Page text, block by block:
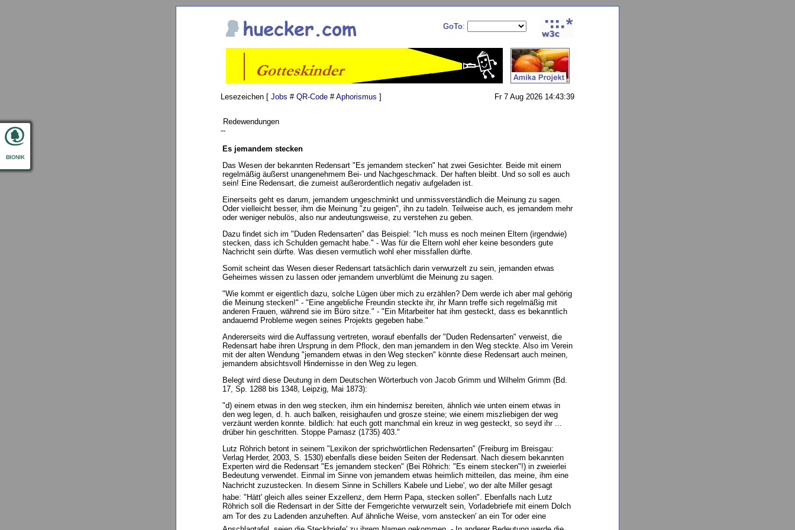
GoTo:
Lesezeichen [ Jobs # QR-Code #Aphorismus ] Fr 7 Aug 2026 14:43:39
Redewendungen
--
Es jemandem stecken
Das Wesen der bekannten Redensart "Es jemandem stecken" hat zwei Gesichter. Beide mit einem
regelmäßig äußerst unangenehmem Bei- und Nachgeschmack. Der haften bleibt. Und so soll es auch
sein! Eine Redensart, die zumeist außerordentlich negativ aufgeladen ist.
Einerseits geht es darum, jemandem ungeschminkt und unmissverständlich die Meinung zu sagen.
Oder vielleicht besser, ihm die Meinung "zu geigen", ihn zu tadeln. Teilweise auch, es jemandem mehr
oder weniger nebulös, also nur andeutungsweise, zu verstehen zu geben.
Dazu findet sich im "Duden Redensarten" das Beispiel: "Ich muss es noch meinen Eltern (irgendwie)
stecken, dass ich Schulden gemacht habe." - Was für die Eltern wohl eher keine besonders gute
Nachricht sein dürfte. Was diesen vermutlich wohl eher missfallen dürfte.
Somit scheint das Wesen dieser Redensart tatsächlich darin verwurzelt zu sein, jemanden etwas
Geheimes wissen zu lassen oder jemandem unverblümt die Meinung zu sagen.
"Wie kommt er eigentlich dazu, solche Lügen über mich zu erzählen? Dem werde ich aber mal gehörig
die Meinung stecken!" - "Eine angebliche Freundin steckte ihr, ihr Mann treffe sich regelmäßig mit
anderen Frauen, während sie im Büro sitze." - "Ein Mitarbeiter hat ihm gesteckt, dass es bekanntlich
andauernd Probleme wegen seines Projekts gegeben habe."
Andererseits wird die Auffassung vertreten, worauf ebenfalls der "Duden Redensarten" verweist, die
Redensart habe ihren Ursprung in dem Pflock, den man jemandem in den Weg steckte. Also im Verein
mit der alten Wendung "jemandem etwas in den Weg stecken" könnte diese Redensart auch meinen,
jemandem absichtsvoll Hindernisse in den Weg zu legen.
Belegt wird diese Deutung in dem Deutschen Wörterbuch von Jacob Grimm und Wilhelm Grimm (Bd.
17, Sp. 1288 bis 1348, Leipzig, Mai 1873):
"d) einem etwas in den weg stecken, ihm ein hindernisz bereiten, ähnlich wie unten einem etwas in
den weg legen, d. h. auch balken, reisighaufen und grosze steine; wie einem miszliebigen der weg
verzäunt werden konnte. bildlich: hat euch gott manchmal ein kreuz in weg gesteckt, so seyd ihr ...
drüber hin geschritten. Stoppe Parnasz (1735) 403."
Lutz Röhrich betont in seinem "Lexikon der sprichwörtlichen Redensarten" (Freiburg im Breisgau:
Verlag Herder, 2003, S. 1530) ebenfalls diese beiden Seiten der Redensart. Nach diesem bekannten
Experten wird die Redensart "Es jemandem stecken" (Bei Röhrich: "Es einem stecken"!) in zweierlei
Bedeutung verwendet. Einmal im Sinne von jemandem etwas heimlich mitteilen, das meine, ihm eine
Nachricht zuzustecken. In diesem Sinne in Schillers Kabele und Liebe', wo der alte Miller gesagt
habe: "Hätt' gleich alles seiner Exzellenz, dem Herrn Papa, stecken sollen". Ebenfalls nach Lutz
Röhrich soll die Redensart in der Sitte der Femgerichte verwurzelt sein, Vorladebriefe mit einem Dolch
am Tor des zu Ladenden anzuheften. Auf ähnliche Weise, vom anstecken' an ein Tor oder eine